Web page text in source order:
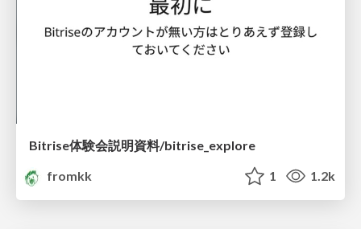
Bitrise体験会説明資料/bitrise_explore
fromkk
1 1.2k